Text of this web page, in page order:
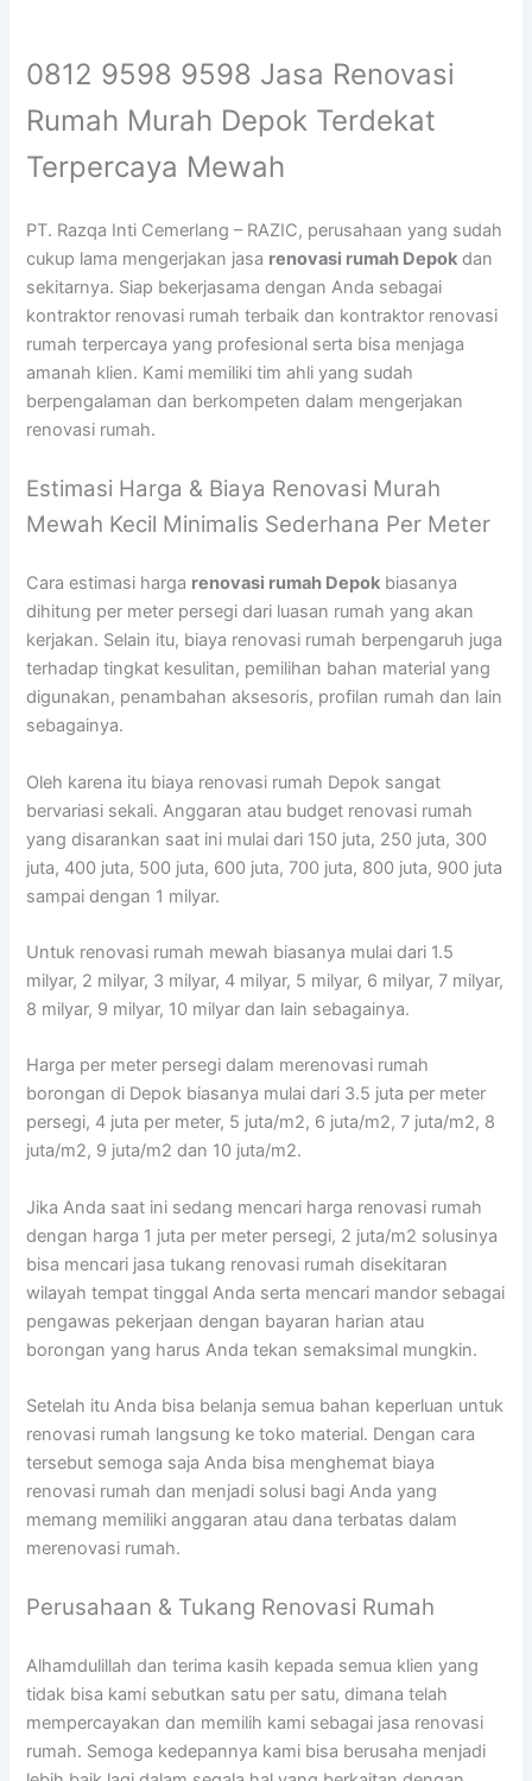
0812 9598 9598 Jasa Renovasi
Rumah Murah Depok Terdekat
Terpercaya Mewah
PT. Razqa Inti Cemerlang – RAZIC, perusahaan yang sudah
cukup lama mengerjakan jasa renovasi rumah Depok dan
sekitarnya. Siap bekerjasama dengan Anda sebagai
kontraktor renovasi rumah terbaik dan kontraktor renovasi
rumah terpercaya yang profesional serta bisa menjaga
amanah klien. Kami memiliki tim ahli yang sudah
berpengalaman dan berkompeten dalam mengerjakan
renovasi rumah.
Estimasi Harga & Biaya Renovasi Murah
Mewah Kecil Minimalis Sederhana Per Meter
Cara estimasi harga renovasi rumah Depok biasanya
dihitung per meter persegi dari luasan rumah yang akan
kerjakan. Selain itu, biaya renovasi rumah berpengaruh juga
terhadap tingkat kesulitan, pemilihan bahan material yang
digunakan, penambahan aksesoris, profilan rumah dan lain
sebagainya.
Oleh karena itu biaya renovasi rumah Depok sangat
bervariasi sekali. Anggaran atau budget renovasi rumah
yang disarankan saat ini mulai dari 150 juta, 250 juta, 300
juta, 400 juta, 500 juta, 600 juta, 700 juta, 800 juta, 900 juta
sampai dengan 1 milyar.
Untuk renovasi rumah mewah biasanya mulai dari 1.5
milyar, 2 milyar, 3 milyar, 4 milyar, 5 milyar, 6 milyar, 7 milyar,
8 milyar, 9 milyar, 10 milyar dan lain sebagainya.
Harga per meter persegi dalam merenovasi rumah
borongan di Depok biasanya mulai dari 3.5 juta per meter
persegi, 4 juta per meter, 5 juta/m2, 6 juta/m2, 7 juta/m2, 8
juta/m2, 9 juta/m2 dan 10 juta/m2.
Jika Anda saat ini sedang mencari harga renovasi rumah
dengan harga 1 juta per meter persegi, 2 juta/m2 solusinya
bisa mencari jasa tukang renovasi rumah disekitaran
wilayah tempat tinggal Anda serta mencari mandor sebagai
pengawas pekerjaan dengan bayaran harian atau
borongan yang harus Anda tekan semaksimal mungkin.
Setelah itu Anda bisa belanja semua bahan keperluan untuk
renovasi rumah langsung ke toko material. Dengan cara
tersebut semoga saja Anda bisa menghemat biaya
renovasi rumah dan menjadi solusi bagi Anda yang
memang memiliki anggaran atau dana terbatas dalam
merenovasi rumah.
Perusahaan & Tukang Renovasi Rumah
Alhamdulillah dan terima kasih kepada semua klien yang
tidak bisa kami sebutkan satu per satu, dimana telah
mempercayakan dan memilih kami sebagai jasa renovasi
rumah. Semoga kedepannya kami bisa berusaha menjadi